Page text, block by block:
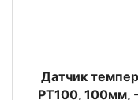
Датчик
PT100, 100мм,